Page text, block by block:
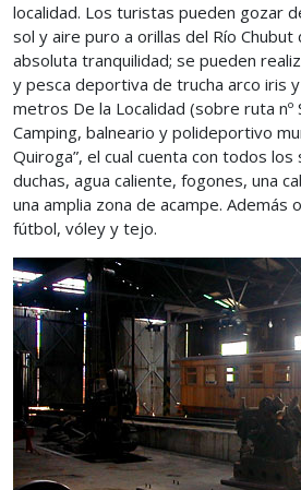
localidad. Los turistas pueden gozar
sol y aire puro a orillas del Río
absoluta tranquilidad; se pueden
y pesca deportiva de trucha arco iris
metros De la Localidad (sobre ruta nº
Camping, balneario y polideportivo
Quiroga”, el cual cuenta con todos los
duchas, agua caliente, fogones, una
una amplia zona de acampe. Además
fútbol, vóley y tejo.